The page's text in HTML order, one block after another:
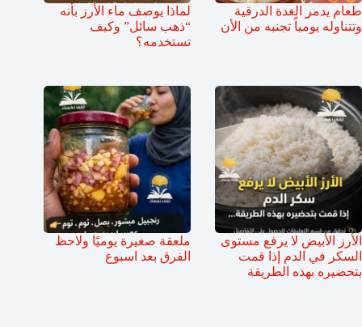
طعام يدمر الغدة الدرقية
وتتناوله يومياً تجنبه من الأن
لماذا يوصف ماء الأرز بأنه
“ذهب سائل” وكيف
تستخدمه؟
الأرز الأبيض لا يرفع مستوى
السكر في الدم إذا قمت
بتحضيره بهذه الطريقة
ملعقة صغيرة يوميًا ولاحظ
الفرق بعد اسبوع